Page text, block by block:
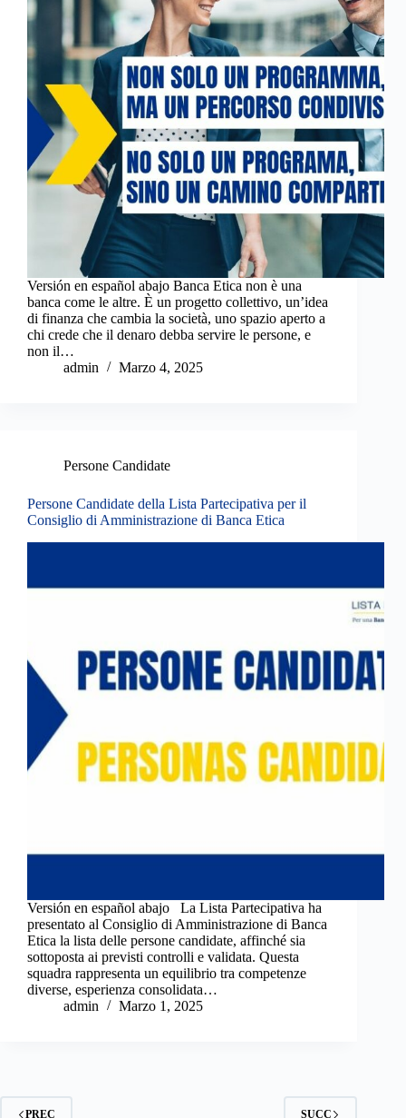
Versión en español abajo Banca Etica non è una
banca come le altre. È un progetto collettivo, un’idea
di finanza che cambia la società, uno spazio aperto a
chi crede che il denaro debba servire le persone, e
non il…
admin
Marzo 4, 2025
Persone Candidate
Persone Candidate della Lista Partecipativa per il
Consiglio di Amministrazione di Banca Etica
Versión en español abajo La Lista Partecipativa ha
presentato al Consiglio di Amministrazione di Banca
Etica la lista delle persone candidate, affinché sia
sottoposta ai previsti controlli e validata. Questa
squadra rappresenta un equilibrio tra competenze
diverse, esperienza consolidata…
admin
Marzo 1, 2025
PREC SUCC